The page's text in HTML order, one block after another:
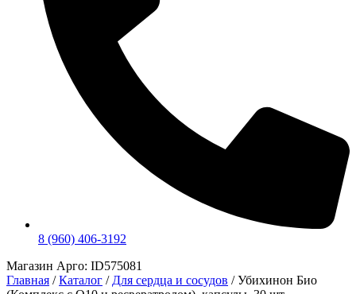
8 (960) 406-3192
Магазин Арго: ID575081
Главная / Каталог / Для сердца и сосудов / Убихинон Био